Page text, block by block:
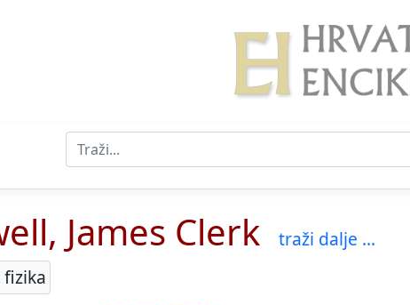
James Clerk
traži dalje ...
fizika